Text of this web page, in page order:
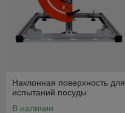
Наклонная поверхность для
испытаний посуды
В наличии